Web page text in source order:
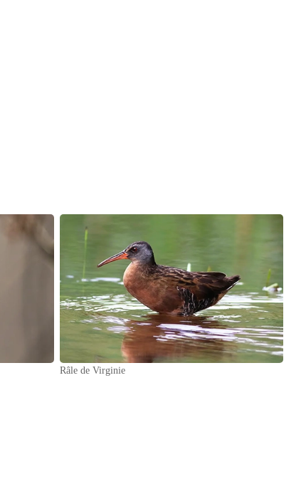
Râle de Virginie